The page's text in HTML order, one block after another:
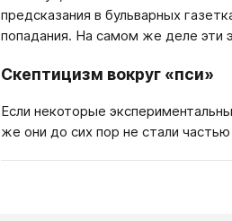
предсказания в бульварных
попадания. На самом же деле эти
Скептицизм вокруг «пси»
Если некоторые
же они до сих пор не стали